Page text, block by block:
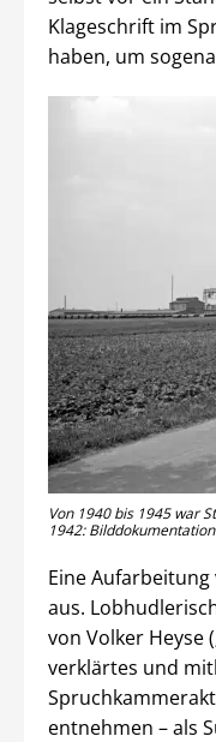
Klageschrift im
haben, um
Von 1940 bis 1945 war
1942:
Eine
aus.
von Volker Heyse
verklärtes und
entnehmen – als